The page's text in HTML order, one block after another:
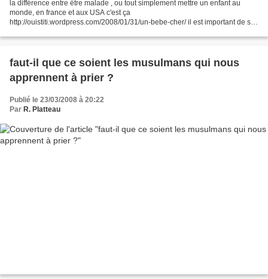
la différence entre être malade , ou tout simplement mettre un enfant au
monde, en france et aux USA c'est ça
http://ouistiti.wordpress.com/2008/01/31/un-bebe-cher/ il est important de se
faut-il que ce soient les musulmans qui nous
apprennent à prier ?
Publié le 23/03/2008 à 20:22
Par R. Platteau